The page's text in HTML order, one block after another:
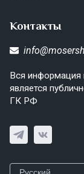
Контакты
Вся информация
является
ГК РФ